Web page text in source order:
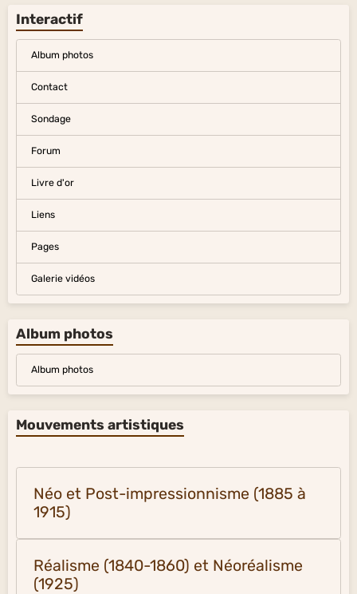
Interactif
Album photos
Contact
Sondage
Forum
Livre d'or
Liens
Pages
Galerie vidéos
Album photos
Album photos
Mouvements artistiques
Néo et Post-impressionnisme (1885 à
1915)
Réalisme (1840-1860) et Néoréalisme
(1925)